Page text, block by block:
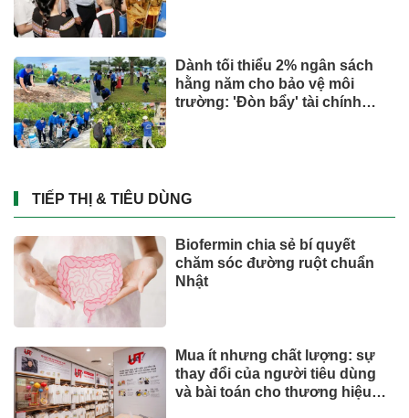
Dành tối thiểu 2% ngân sách
hằng năm cho bảo vệ môi
trường: 'Đòn bẩy' tài chính
TIẾP THỊ & TIÊU DÙNG
Biofermin chia sẻ bí quyết
chăm sóc đường ruột chuẩn
Nhật
Mua ít nhưng chất lượng: sự
thay đổi của người tiêu dùng
và bài toán cho thương hiệu